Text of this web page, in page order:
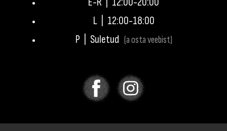
L | 12:00-18:00
P | Suletud (a osta veebist)